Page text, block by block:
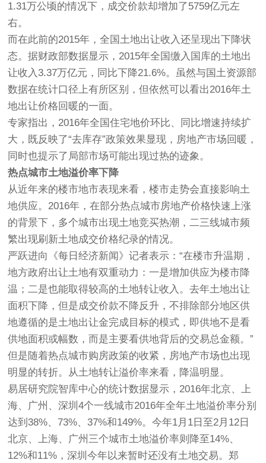
1.31万公顷的情况下，成交价款却增加了5759亿元左
右。
而在此前的2015年，全国土地出让收入还呈现出下降状
态。据财政部数据显示，2015年全国缴入国库的土地出
让收入3.37万亿元，同比下降21.6%。虽然与国土资源部
数据在统计口径上有所区别，但依然可以看出2016年土
地出让价格回暖的一面。
专家指出，2016年全国住宅地价环比、同比增速持续扩
大，既反映了“去库存”政策效果显现，房地产市场回暖，
同时也提示了局部市场可能出现过热的迹象。
热点城市土地溢价率下降
从近年来的楼市地市表现来看，楼市走势会直接影响土
地供应。2016年，在部分热点城市房地产价格快速上涨
的背景下，多个城市出现土地竞买热潮，二三线城市频
繁出现刷新土地成交价格纪录的情况。
严跃进向《每日经济新闻》记者表示：“在楼市升温期，
地方政府出让土地有双重动力：一是增加供应为楼市降
温；二是也能取得较高的土地转让收入。去年土地出让
面积下降，但是成交价款不降反升，不排除部分地区供
地遵循的是土地出让金完成目标的模式，即供地不是看
供地面积或幅数，而是主要看供地背后的交易总金额。”
但是随着热点城市购房政策的收紧，房地产市场也出现
明显的转折。从土地转让溢价率来看，降温明显。
易居研究院智库中心的统计数据显示，2016年北京、上
海、广州、深圳4个一线城市2016年全年土地溢价率分别
达到38%、73%、37%和149%。今年1月1日至2月12日
北京、上海、广州三个城市土地溢价率则降至14%、
12%和11%，深圳今年以来暂时还没有土地交易。郑